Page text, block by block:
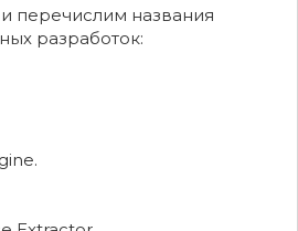
перечислим названия
разработок: